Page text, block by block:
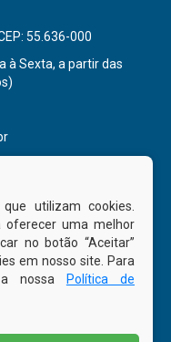
55.636-000
à Sexta, a partir das
utilizam cookies.
oferecer uma melhor
no botão “Aceitar”
em nosso site. Para
a nossa
Política de